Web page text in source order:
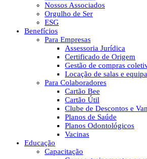
Nossos Associados
Orgulho de Ser
ESG
Benefícios
Para Empresas
Assessoria Jurídica
Certificado de Origem
Gestão de compras
Locação de salas e
Para Colaboradores
Cartão Bee
Cartão Útil
Clube de Descontos e
Planos de Saúde
Planos Odontológicos
Vacinas
Educação
Capacitação